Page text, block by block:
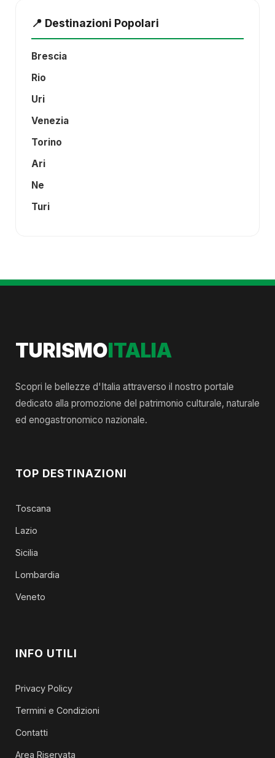
📍 Destinazioni Popolari
Brescia
Rio
Uri
Venezia
Torino
Ari
Ne
Turi
TURISMOITALIA
Scopri le bellezze d'Italia attraverso il nostro portale
dedicato alla promozione del patrimonio culturale, naturale
ed enogastronomico nazionale.
TOP DESTINAZIONI
Toscana
Lazio
Sicilia
Lombardia
Veneto
INFO UTILI
Privacy Policy
Termini e Condizioni
Contatti
Area Riservata